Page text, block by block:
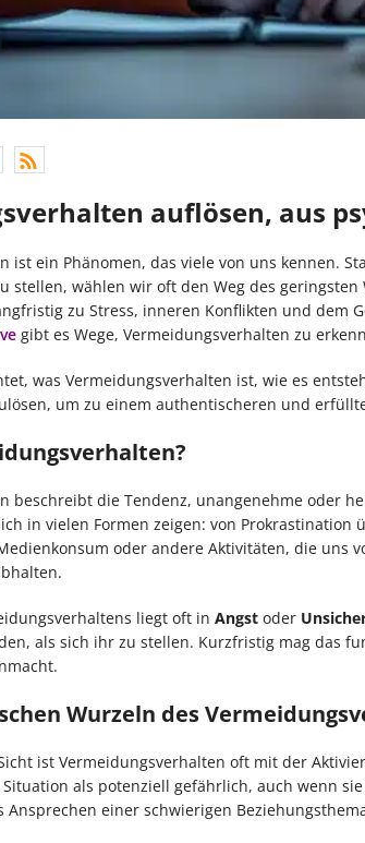
auflösen, aus
ist ein Phänomen, das viele von uns kennen.
stellen, wählen wir oft den Weg des
zu Stress, inneren Konflikten und dem
gibt es Wege, Vermeidungsverhalten zu
was Vermeidungsverhalten ist, wie es
um zu einem authentischeren und
beschreibt die Tendenz, unangenehme oder
in vielen Formen zeigen: von
oder andere Aktivitäten, die uns
liegt oft in Angstoder
als sich ihr zu stellen. Kurzfristig mag das
Wurzeln des
ist Vermeidungsverhalten oft mit der
als potenziell gefährlich, auch wenn
Ansprechen einer schwierigen